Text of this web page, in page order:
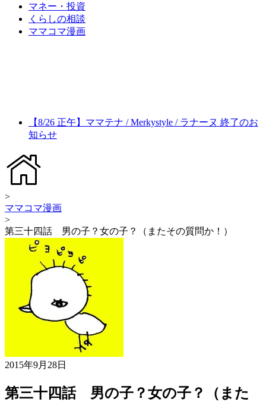
マネー・投資
くらしの相談
ママコマ漫画
【8/26 正午】ママテナ / Merkystyle / ラナーヌ 終了のお
知らせ
>
ママコマ漫画
>
第三十四話 男の子？女の子？（またその質問か！）
2015年9月28日
第三十四話 男の子？女の子？（また